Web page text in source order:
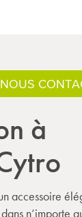
NOUS
à
accessoire
n’importe